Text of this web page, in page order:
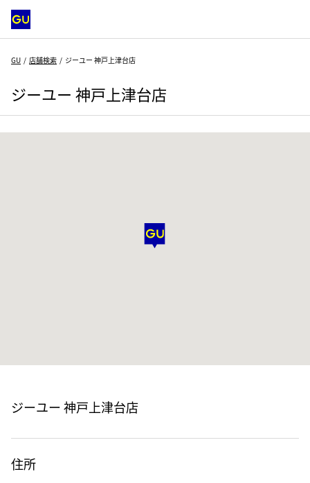
GU 店舗検索 ジーユー 神戸上津台店
ジーユー 神戸上津台店
ジーユー 神戸上津台店
住所